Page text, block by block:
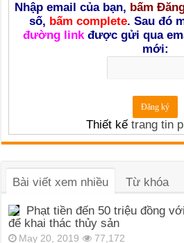
Nhập email của bạn, bấm
số, bấm complete. Sau đó
đường linkđược gửi qua
mới:
Thiết kếtrang tin
Bài viết xem nhiều Từ khóa
Phạt tiền đến 50 triệu đồng
để khai thác thủy sản
May 20, 2019 77,172